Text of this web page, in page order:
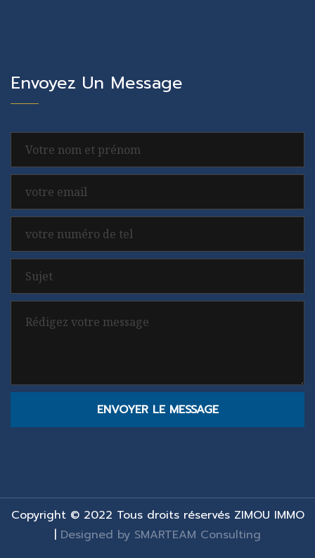
Envoyez Un Message
ENVOYER LE MESSAGE
Copyright © 2022 Tous droits réservés ZIMOU IMMO
| Designed by SMARTEAM Consulting